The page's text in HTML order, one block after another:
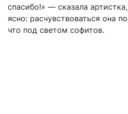
спасибо!» — сказала
ясно: расчувствоваться она
что под светом софитов.